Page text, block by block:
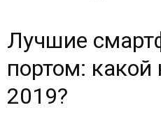
Лучшие
портом: какой
2019?